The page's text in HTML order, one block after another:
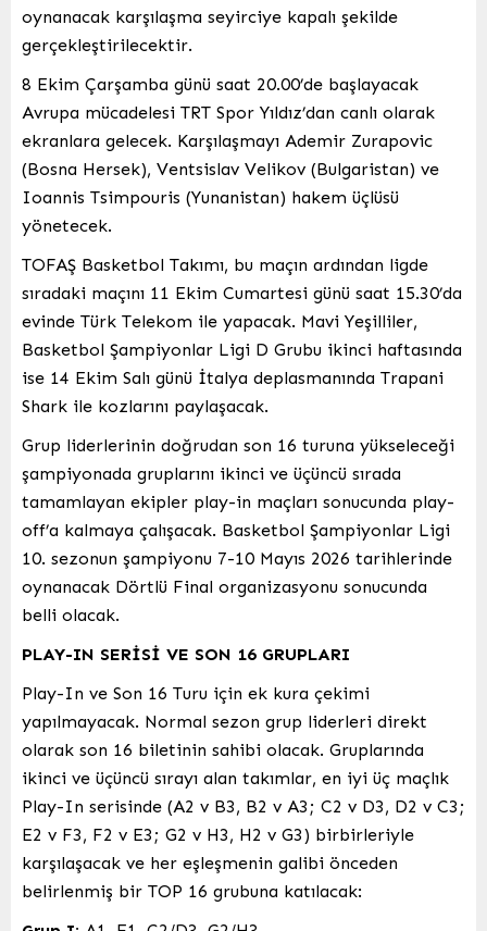
oynanacak karşılaşma seyirciye kapalı şekilde
gerçekleştirilecektir.
8 Ekim Çarşamba günü saat 20.00’de başlayacak
Avrupa mücadelesi TRT Spor Yıldız’dan canlı olarak
ekranlara gelecek. Karşılaşmayı Ademir Zurapovic
(Bosna Hersek), Ventsislav Velikov (Bulgaristan) ve
Ioannis Tsimpouris (Yunanistan) hakem üçlüsü
yönetecek.
TOFAŞ Basketbol Takımı, bu maçın ardından ligde
sıradaki maçını 11 Ekim Cumartesi günü saat 15.30’da
evinde Türk Telekom ile yapacak. Mavi Yeşilliler,
Basketbol Şampiyonlar Ligi D Grubu ikinci haftasında
ise 14 Ekim Salı günü İtalya deplasmanında Trapani
Shark ile kozlarını paylaşacak.
Grup liderlerinin doğrudan son 16 turuna yükseleceği
şampiyonada gruplarını ikinci ve üçüncü sırada
tamamlayan ekipler play-in maçları sonucunda play-
off’a kalmaya çalışacak. Basketbol Şampiyonlar Ligi
10. sezonun şampiyonu 7-10 Mayıs 2026 tarihlerinde
oynanacak Dörtlü Final organizasyonu sonucunda
belli olacak.
PLAY-IN SERİSİ VE SON 16 GRUPLARI
Play-In ve Son 16 Turu için ek kura çekimi
yapılmayacak. Normal sezon grup liderleri direkt
olarak son 16 biletinin sahibi olacak. Gruplarında
ikinci ve üçüncü sırayı alan takımlar, en iyi üç maçlık
Play-In serisinde (A2 v B3, B2 v A3; C2 v D3, D2 v C3;
E2 v F3, F2 v E3; G2 v H3, H2 v G3) birbirleriyle
karşılaşacak ve her eşleşmenin galibi önceden
belirlenmiş bir TOP 16 grubuna katılacak: